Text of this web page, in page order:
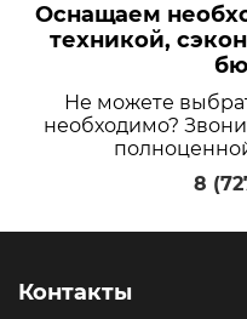
Оснащаем
техникой,
Не можете
необходимо?
8
Контакты